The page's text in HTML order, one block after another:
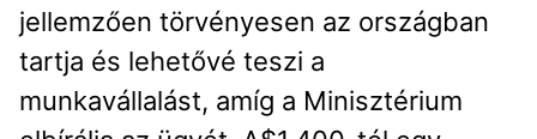
jellemzően törvényesen az országban
tartja és lehetővé teszi a
munkavállalást, amíg a Minisztérium